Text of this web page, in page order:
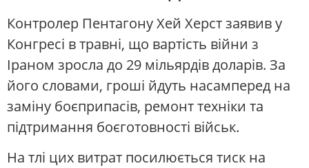
Контролер Пентагону Хей Херст заявив у
Конгресі в травні, що вартість війни з
Іраном зросла до 29 мільярдів доларів. За
його словами, гроші йдуть насамперед на
заміну боєприпасів, ремонт техніки та
підтримання боєготовності військ.
На тлі цих витрат посилюється тиск на